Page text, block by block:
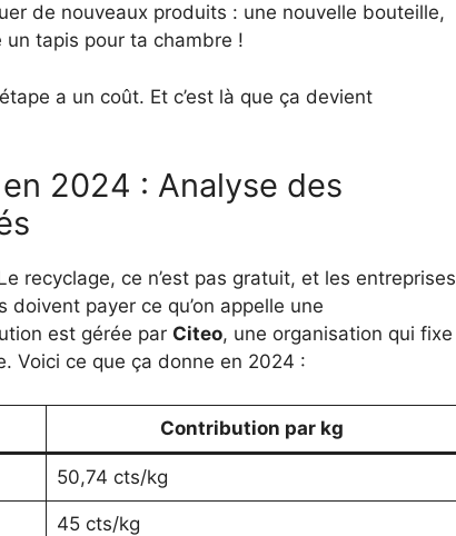
de nouveaux produits : une nouvelle bouteille,
tapis pour ta chambre !
a un coût. Et c’est là que ça devient
2024 : Analyse des
recyclage, ce n’est pas gratuit, et les entreprises
payer ce qu’on appelle une
est gérée par Citeo, une organisation qui fixe
Voici ce que ça donne en 2024 :
Contribution par kg
50,74 cts/kg
45 cts/kg